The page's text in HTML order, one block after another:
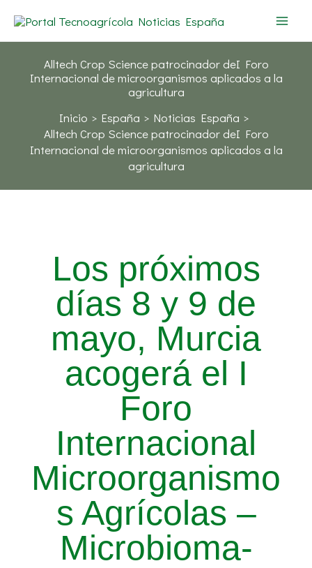
contenido
Alltech Crop Science patrocinador deI Foro
Internacional de microorganismos aplicados a la
agricultura
Inicio
España
Noticias España
Alltech Crop Science patrocinador deI Foro
Internacional de microorganismos aplicados a la
agricultura
Los próximos
días 8 y 9 de
mayo, Murcia
acogerá el I
Foro
Internacional
Microorganismo
s Agrícolas –
Microbioma-